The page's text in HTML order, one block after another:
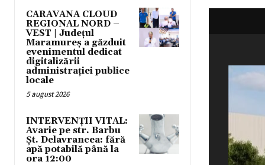
CARAVANA CLOUD
REGIONAL NORD –
VEST | Județul
Maramureș a găzduit
evenimentul dedicat
digitalizării
administrației publice
locale
5 august 2026
INTERVENȚII VITAL:
Avarie pe str. Barbu
Șt. Delavrancea: fără
apă potabilă până la
ora 12:00